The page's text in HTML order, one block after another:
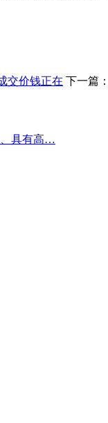
交价钱正在 下一篇：
、具有高…